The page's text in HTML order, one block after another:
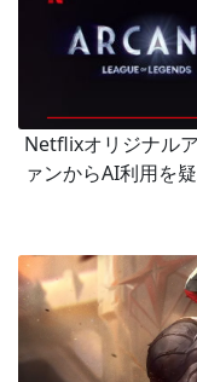
Netflixオリジナル
ァンからAI利用を